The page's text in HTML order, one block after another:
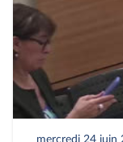
mercredi 24 juin